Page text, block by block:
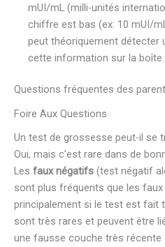
mUI/mL (milli-unités
chiffre est bas (ex: 10 mUI/
peut théoriquement détecter
cette information sur la boîte.
Questions fréquentes des
Foire Aux Questions
Un test de grossesse peut-il se
Oui, mais c’est rare dans de
Les faux négatifs (test négatif
sont plus fréquents que les
principalement si le test est fait
sont très rares et peuvent être
une fausse couche très